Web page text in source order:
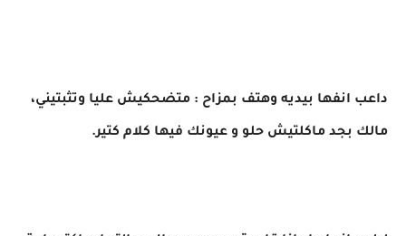
داعب انفها بيديه وهتف بمزاح : متضحكيش عليا وتثبتيني،
مالك بجد ماكلتيش حلو و عيونك فيها كلام كتير.